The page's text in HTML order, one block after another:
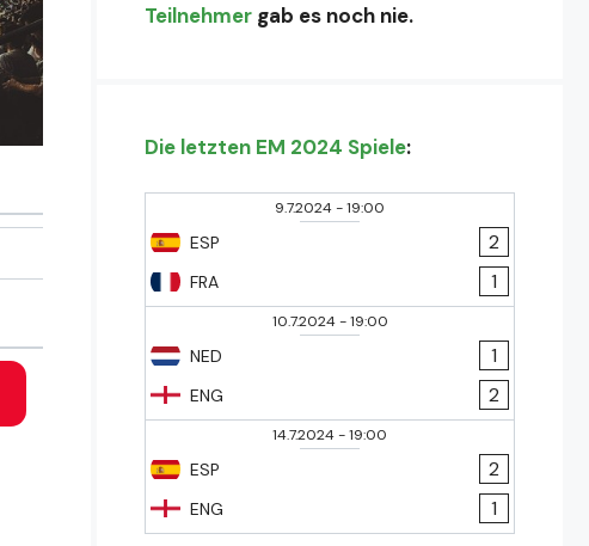
Teilnehmer gab es noch nie.
Die letzten EM 2024 Spiele:
9.7.2024-19:00
ESP
FRA
2
1
10.7.2024-19:00
NED
ENG
1
2
14.7.2024-19:00
ESP
ENG
2
1